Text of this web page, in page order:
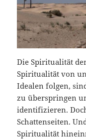
Die Spiritualität
Spiritualität von
Idealen folgen,
zu überspringen
identifizieren.
Schattenseiten.
Spiritualität